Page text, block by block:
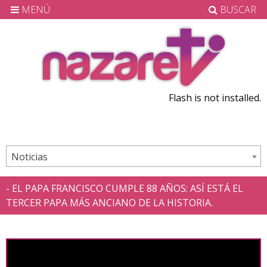
MENÚ BUSCAR
Flash is not installed.
Noticias
- EL PAPA FRANCISCO CUMPLE 88 AÑOS: ASÍ ESTÁ EL
TERCER PAPA MÁS ANCIANO DE LA HISTORIA.